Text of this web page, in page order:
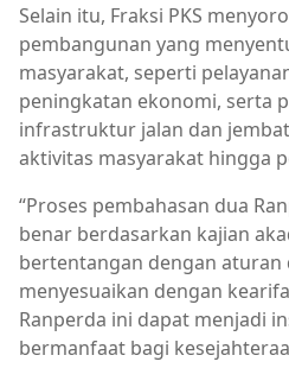
Selain itu, Fraksi PKS
pembangunan yang
masyarakat, seperti
peningkatan ekonomi, serta
infrastruktur jalan dan
aktivitas masyarakat hingga
“Proses pembahasan dua
benar berdasarkan kajian
bertentangan dengan aturan
menyesuaikan dengan
Ranperda ini dapat menjadi
bermanfaat bagi